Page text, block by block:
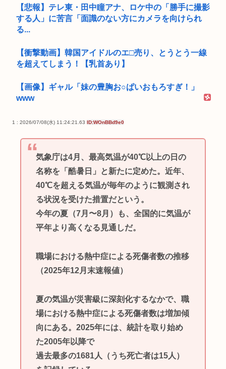
【悲報】テレ東・田中瞳アナ、ロケ中の「勝手に撮影
する人」に苦言「面識のない方にカメラを向けられ
る...
【衝撃動画】韓国アイドルのエ□売り、とうとう一線
を超えてしまう！【乳首あり】
【画像】ギャル「妹の豊胸お○ぱいおもろすぎ！」
www
1 : 2026/07/08(水) 11:24:21.63 ID:WOnBBd9e0
気象庁は4月、最高気温が40℃以上の日の
名称を「酷暑日」と新たに定めた。近年、
40℃を超える気温が毎年のように観測され
る状況を受けた措置だという。
今年の夏（7月〜8月）も、全国的に気温が
平年より高くなる見通しだ。
職場における熱中症による死傷者数の推移
（2025年12月末速報値）
夏の気温が災害級に深刻化するなかで、職
場における熱中症による死傷者数は増加傾
向にある。2025年には、統計を取り始め
た2005年以降で
過去最多の1681人（うち死亡者は15人）